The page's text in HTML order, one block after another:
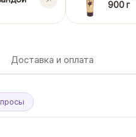
900 г
Доставка и оплата